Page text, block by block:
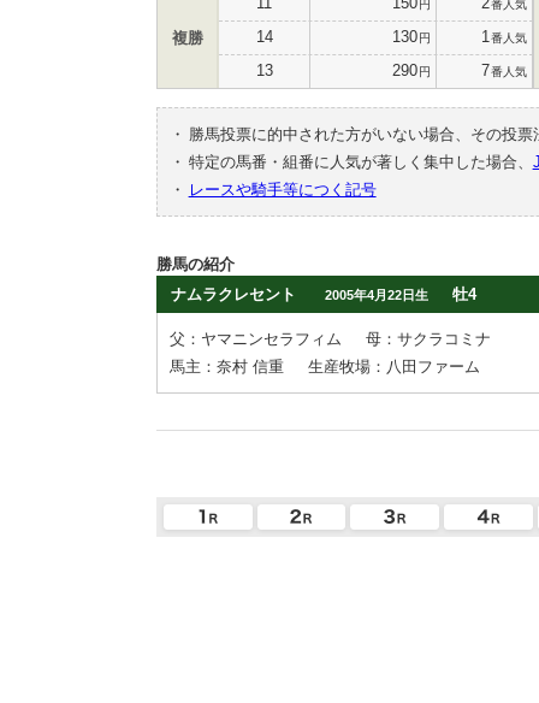
複勝
円 番人気
14 130円 1 番人気
13 290円 7番人気
・
勝馬投票に的中された方がいない場合、その投
・ 特定の馬番・組番に人気が著しく集中した場合、
・
レースや騎手等につく記号
勝馬の紹介
ナムラクレセント
2005年4月22日生 牡4
父：ヤマニンセラフィム
母：サクラコミナ
馬主：奈村 信重
生産牧場：八田ファーム